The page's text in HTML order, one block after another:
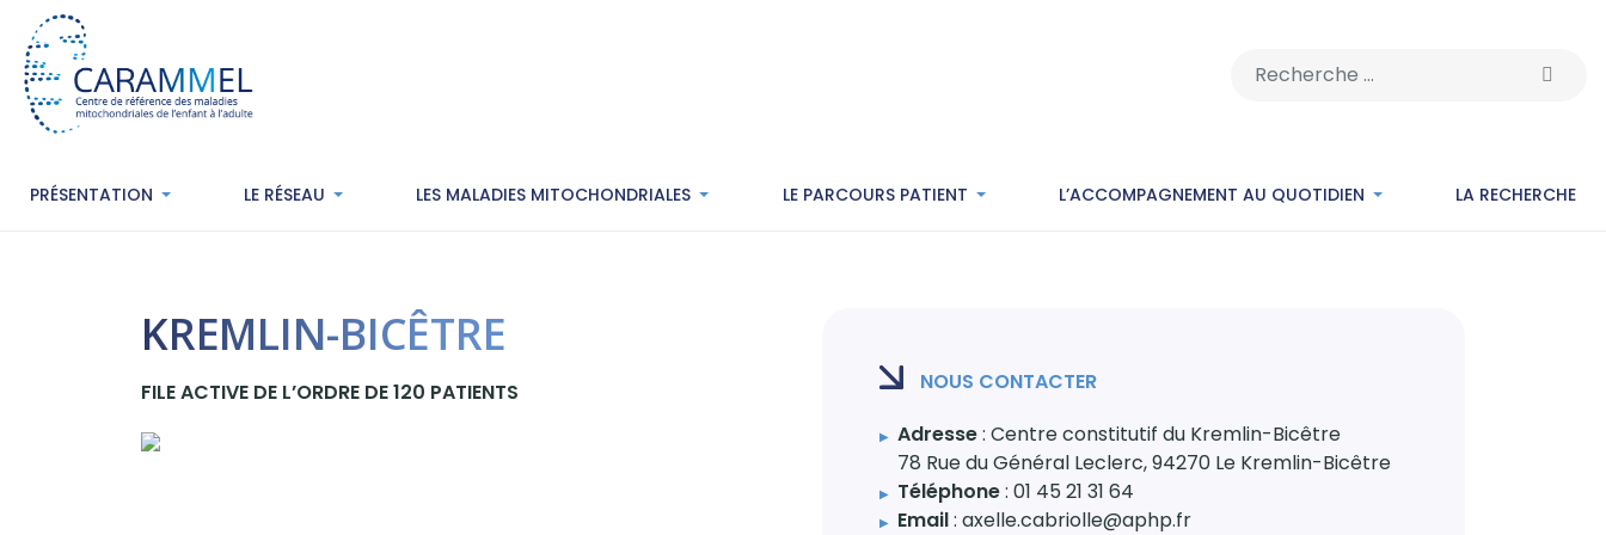
PRÉSENTATION LE RÉSEAU LES MALADIES MITOCHONDRIALES LE PARCOURS PATIENT L’ACCOMPAGNEMENT AU QUOTIDIEN LA RECHERCHE
Rechercher
KREMLIN-BICÊTRE
FILE ACTIVE DE L’ORDRE DE 120 PATIENTS
NOUS CONTACTER
Adresse: Centre constitutif du Kremlin-Bicêtre
78 Rue du Général Leclerc, 94270 Le Kremlin-Bicêtre
Téléphone: 01 45 21 31 64
Email: axelle.cabriolle@aphp.fr